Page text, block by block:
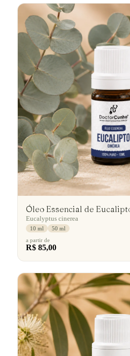
Óleo Essencial de
Eucalyptus cinerea
10 ml
50 ml
a partir de
R$ 85,00